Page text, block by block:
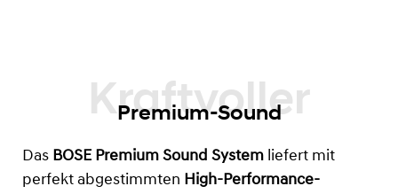
Premium-Sound
Das BOSE Premium Sound System liefert mit
perfekt abgestimmten High-Performance-